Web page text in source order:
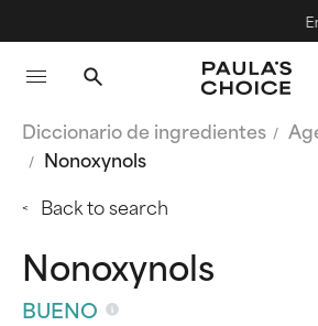
Diccionario de ingredientes
Nonoxynols
Back to search
Nonoxynols
BUENO